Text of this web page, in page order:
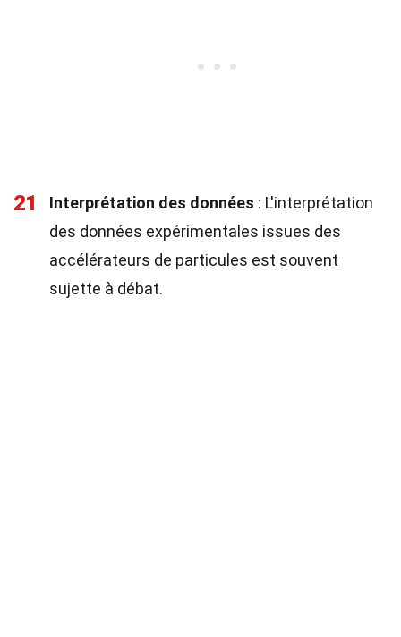
21 Interprétation des données : L'interprétation
des données expérimentales issues des
accélérateurs de particules est souvent
sujette à débat.